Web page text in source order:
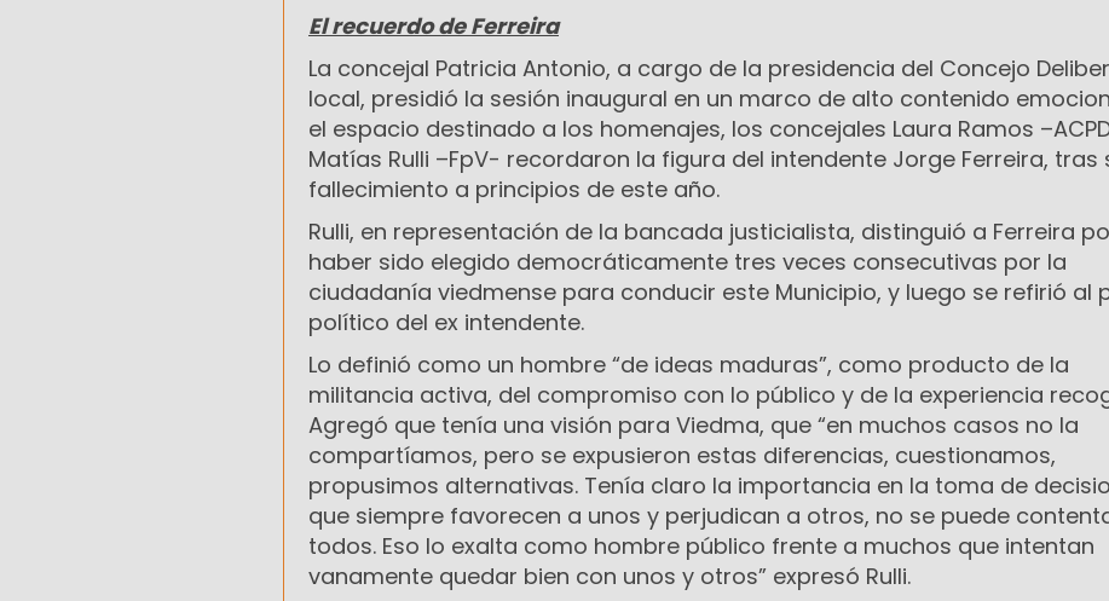
El recuerdo de Ferreira
La concejal Patricia Antonio, a cargo de la presidencia del Concejo
local, presidió la sesión inaugural en un marco de alto contenido
el espacio destinado a los homenajes, los concejales Laura Ramos
Matías Rulli –FpV- recordaron la figura del intendente Jorge Ferreira, tras
fallecimiento a principios de este año.
Rulli, en representación de la bancada justicialista, distinguió a Ferreira
haber sido elegido democráticamente tres veces consecutivas por la
ciudadanía viedmense para conducir este Municipio, y luego se refirió al
político del ex intendente.
Lo definió como un hombre “de ideas maduras”, como producto de la
militancia activa, del compromiso con lo público y de la experiencia
Agregó que tenía una visión para Viedma, que “en muchos casos no la
compartíamos, pero se expusieron estas diferencias, cuestionamos,
propusimos alternativas. Tenía claro la importancia en la toma de
que siempre favorecen a unos y perjudican a otros, no se puede
todos. Eso lo exalta como hombre público frente a muchos que intentan
vanamente quedar bien con unos y otros” expresó Rulli.